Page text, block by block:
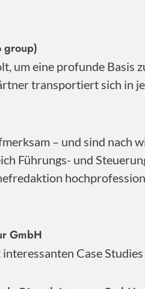
group)
um eine profunde Basis
transportiert sich in
– und sind nach
Führungs- und
GmbH
Case Studies